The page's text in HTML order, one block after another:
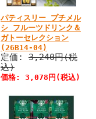
パティスリー プチメル
シ フルーツドリンク＆
ガトーセレクション
(26B14-04)
定価: 3,240円(税
込)
価格: 3,078円 (税込)